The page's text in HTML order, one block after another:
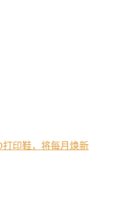
印鞋，将每月焕新